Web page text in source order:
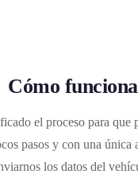
Cómo funciona
el proceso para que
pasos y con una única
los datos del